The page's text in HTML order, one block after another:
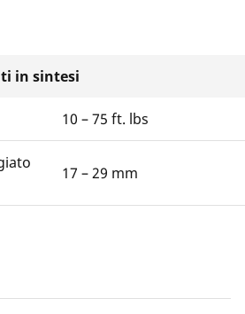
in sintesi
10 – 75 ft. lbs
17 – 29 mm